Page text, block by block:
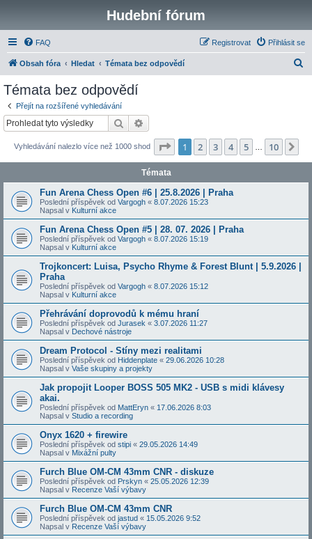
Hudební fórum
FAQ Přihlásit se
Registrovat
Obsah fóra Hledat Témata bez odpovědí
Témata bez odpovědí
Přejít na rozšířené vyhledávání
Hledat
Vyhledávání nalezlo více než 1000 shod Stránka z 10
1 2 3 4 5 10
Témata
Fun Arena Chess Open #6 | 25.8.2026 | Praha
Poslední příspěvek od Vargogh « 8.07.2026 15:23
Napsal v Kulturní akce
Fun Arena Chess Open #5 | 28. 07. 2026 | Praha
Poslední příspěvek od Vargogh « 8.07.2026 15:19
Napsal v Kulturní akce
Trojkoncert: Luisa, Psycho Rhyme & Forest Blunt | 5.9.2026 |
Praha
Poslední příspěvek od Vargogh « 8.07.2026 15:12
Napsal v Kulturní akce
Přehrávání doprovodů k mému hraní
Poslední příspěvek od Jurasek « 3.07.2026 11:27
Napsal v Dechové nástroje
Dream Protocol - Stíny mezi realitami
Poslední příspěvek od Hiddenplate « 29.06.2026 10:28
Napsal v Vaše skupiny a projekty
Jak propojit Looper BOSS 505 MK2 - USB s midi klávesy
akai.
Poslední příspěvek od MattEryn « 17.06.2026 8:03
Napsal v Studio a recording
Onyx 1620 + firewire
Poslední příspěvek od stipi « 29.05.2026 14:49
Napsal v Mixážní pulty
Furch Blue OM-CM 43mm CNR - diskuze
Poslední příspěvek od Prskyn « 25.05.2026 12:39
Napsal v Recenze Vaší výbavy
Furch Blue OM-CM 43mm CNR
Poslední příspěvek od jastud « 15.05.2026 9:52
Napsal v Recenze Vaší výbavy